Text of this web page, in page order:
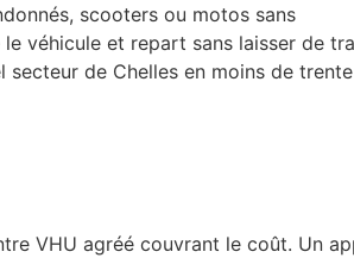
scooters ou motos sans
véhicule et repart sans laisser de
secteur de Chelles en moins de trente
VHU agréé couvrant le coût. Un